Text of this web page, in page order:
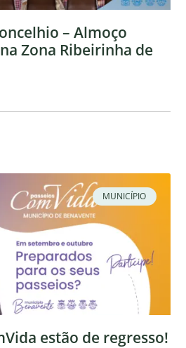
– Almoço
Zona Ribeirinha de
MUNICÍPIO
estão de regresso!